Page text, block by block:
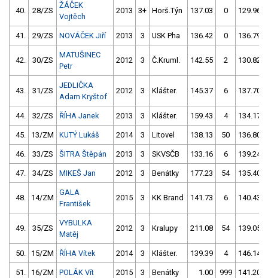
40. 28/ZS
ŽÁČEK
Vojtěch
2013 3+ Horš.Týn 137.03 0 129.96
41. 29/ZS NOVÁČEK Jiří 2013 3 USK Pha 136.42 0 136.79
42. 30/ZS
MATUŠINEC
Petr
2012 3 Č.Kruml. 142.55 2 130.82
43. 31/ZS
JEDLIČKA
Adam Kryštof
2012 3 Klášter. 145.37 6 137.70
44. 32/ZS ŘÍHA Janek 2013 3 Klášter. 159.43 4 134.17
45. 13/ZM KUTÝ Lukáš 2014 3 Litovel 138.13 50 136.80
46. 33/ZS ŠITRA Štěpán 2013 3 SKVSČB 133.16 6 139.24
47. 34/ZS MIKEŠ Jan 2012 3 Benátky 177.23 54 135.40
48. 14/ZM
GALA
František
2015 3 KK Brand 141.73 6 140.43
49. 35/ZS
VYBULKA
Matěj
2012 3 Kralupy 211.08 54 139.05
50. 15/ZM ŘÍHA Vítek 2014 3 Klášter. 139.39 4 146.14
51. 16/ZM POLÁK Vít 2015 3 Benátky 1.00 999 141.20